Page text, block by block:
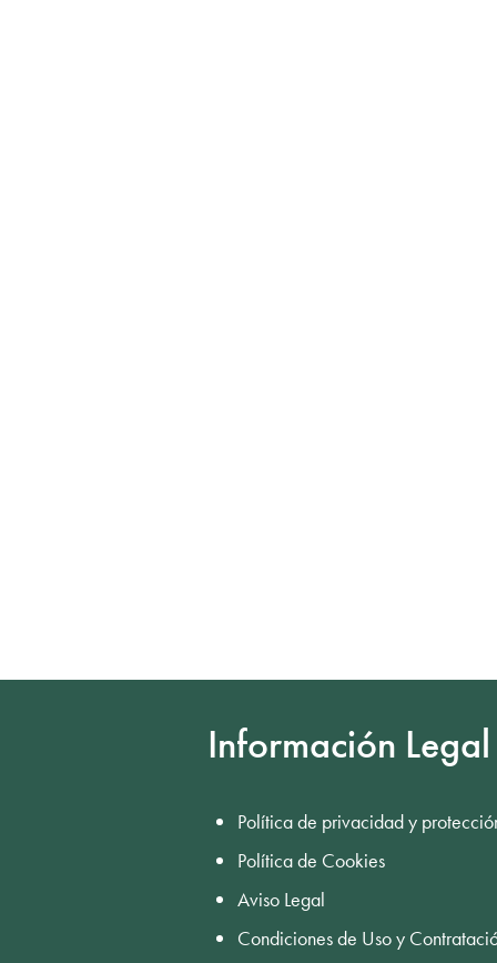
Información Legal
Política de privacidad y
Política de Cookies
Aviso Legal
Condiciones de Uso y